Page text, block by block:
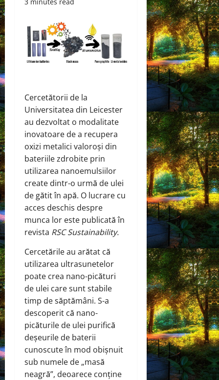
Cercetătorii de la
Universitatea din Leicester
au dezvoltat o modalitate
inovatoare de a recupera
oxizi metalici valoroși din
bateriile zdrobite prin
utilizarea nanoemulsiilor
create dintr-o urmă de ulei
de gătit în apă. O lucrare cu
acces deschis despre
munca lor este publicată în
revista RSC Sustainability.
Cercetările au arătat că
utilizarea ultrasunetelor
poate crea nano-picături
de ulei care sunt stabile
timp de săptămâni. S-a
descoperit că nano-
picăturile de ulei purifică
deșeurile de baterii
cunoscute în mod obișnuit
sub numele de „masă
neagră”, deoarece conține